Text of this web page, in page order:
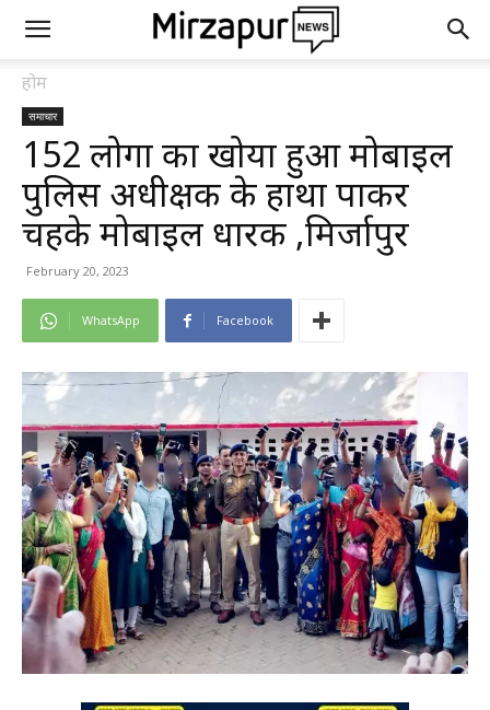
होम
समाचार
152 लोगों का खोया हुआ मोबाइल
पुलिस अधीक्षक के हाथों पाकर
चहके मोबाइल धारक ,मिर्जापुर
February 20, 2023
WhatsApp Facebook